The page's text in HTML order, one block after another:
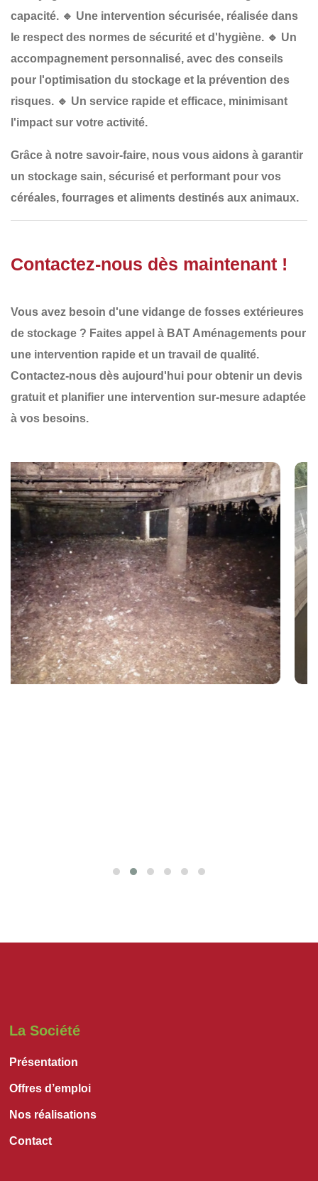
capacité. 🔹 Une intervention sécurisée, réalisée dans
le respect des normes de sécurité et d'hygiène. 🔹 Un
accompagnement personnalisé, avec des conseils
pour l'optimisation du stockage et la prévention des
risques. 🔹 Un service rapide et efficace, minimisant
l'impact sur votre activité.
Grâce à notre savoir-faire, nous vous aidons à garantir
un stockage sain, sécurisé et performant pour vos
céréales, fourrages et aliments destinés aux animaux.
Contactez-nous dès maintenant !
Vous avez besoin d'une vidange de fosses extérieures
de stockage ? Faites appel à BAT Aménagements pour
une intervention rapide et un travail de qualité.
Contactez-nous dès aujourd'hui pour obtenir un devis
gratuit et planifier une intervention sur-mesure adaptée
à vos besoins.
La Société
Présentation
Offres d’emploi
Nos réalisations
Contact